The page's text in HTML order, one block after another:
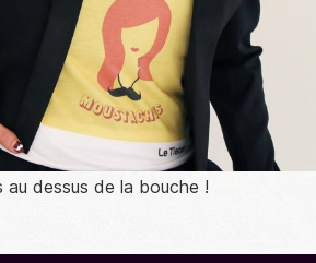
au dessus de la bouche !